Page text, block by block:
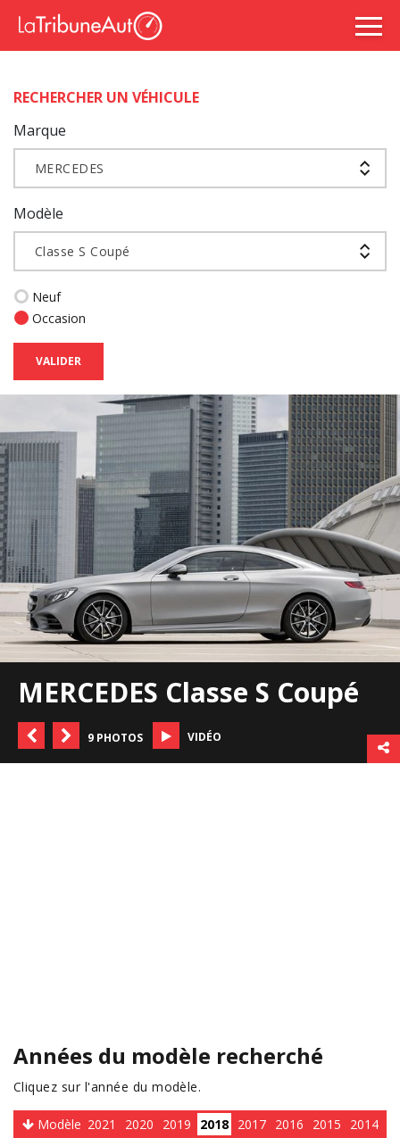
RECHERCHER UN VÉHICULE
Marque
MERCEDES
Modèle
Classe S Coupé
Neuf
Occasion
VALIDER
MERCEDES Classe S Coupé
9 PHOTOS VIDÉO
Années du modèle recherché
Cliquez sur l'année du modèle.
Modèle 2021 2020 2019 2018 2017 2016 2015 2014